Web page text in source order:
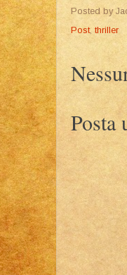
Posted by
Post, thriller
Posta